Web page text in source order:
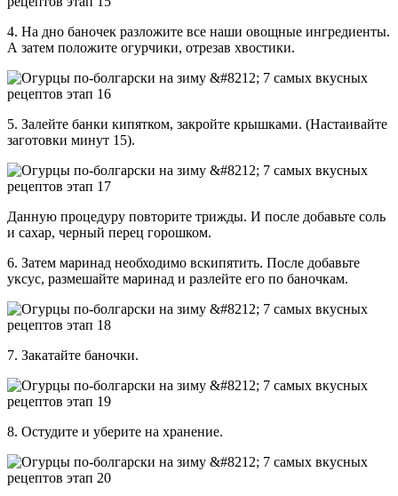
4. На дно баночек разложите все наши овощные ингредиенты.
А затем положите огурчики, отрезав хвостики.
5. Залейте банки кипятком, закройте крышками. (Настаивайте
заготовки минут 15).
Данную процедуру повторите трижды. И после добавьте соль
и сахар, черный перец горошком.
6. Затем маринад необходимо вскипятить. После добавьте
уксус, размешайте маринад и разлейте его по баночкам.
7. Закатайте баночки.
8. Остудите и уберите на хранение.